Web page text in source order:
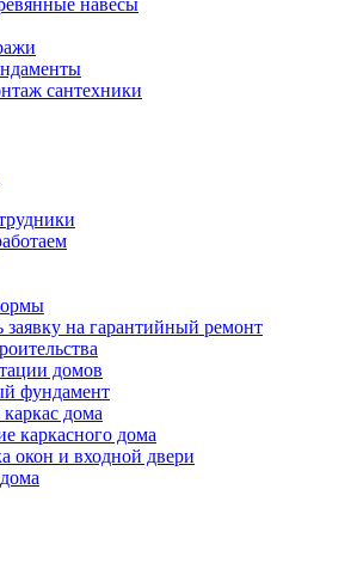
навесы
сантехники
заявку на гарантийный ремонт
домов
фундамент
дома
каркасного дома
окон и входной двери